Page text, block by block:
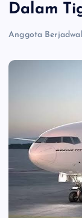
Dalam
Anggota Berjadwal